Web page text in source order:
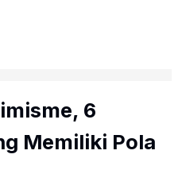
6
Memiliki Pola